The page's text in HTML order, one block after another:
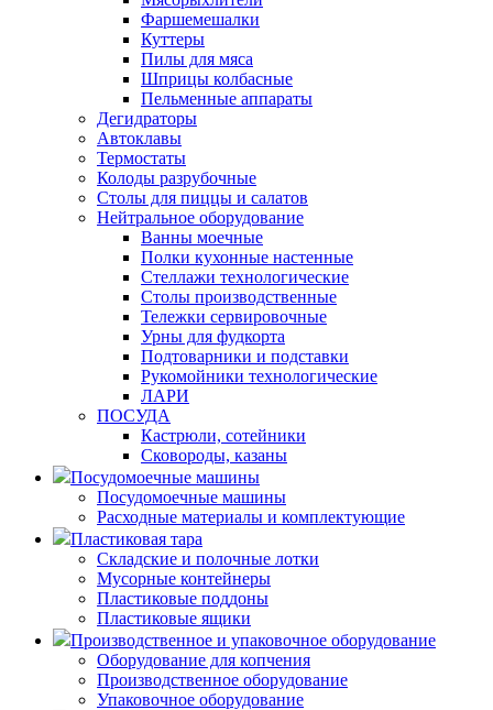
Фаршемешалки
Куттеры
Пилы для мяса
Шприцы колбасные
Пельменные аппараты
Дегидраторы
Автоклавы
Термостаты
Колоды разрубочные
Столы для пиццы и салатов
Нейтральное оборудование
Ванны моечные
Полки кухонные настенные
Стеллажи технологические
Столы производственные
Тележки сервировочные
Урны для фудкорта
Подтоварники и подставки
Рукомойники технологические
ЛАРИ
ПОСУДА
Кастрюли, сотейники
Сковороды, казаны
Посудомоечные машины
Посудомоечные машины
Расходные материалы и комплектующие
Пластиковая тара
Складские и полочные лотки
Мусорные контейнеры
Пластиковые поддоны
Пластиковые ящики
Производственное и упаковочное оборудование
Оборудование для копчения
Производственное оборудование
Упаковочное оборудование